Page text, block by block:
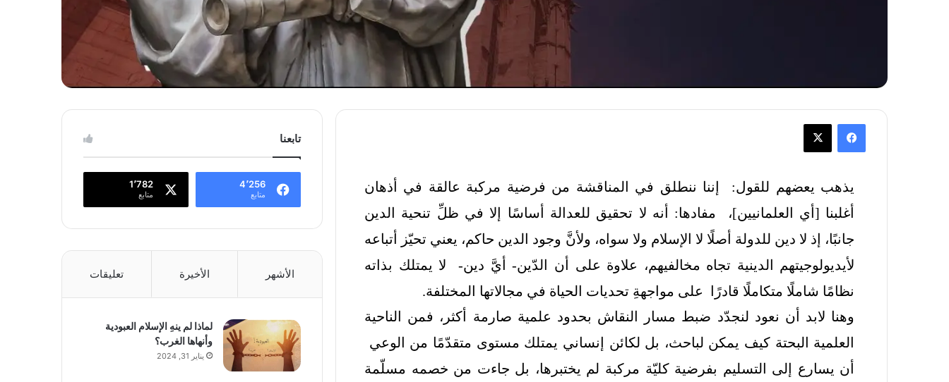
يذهب يعضهم للقول: إننا ننطلق في المناقشة من فرضية مركبة عالقة في أذهان
أغلبنا [أي العلمانيين]، مفادها: أنه لا تحقيق للعدالة أساسًا إلا في ظلِّ تنحية الدين
جانبًا، إذ لا دين للدولة أصلًا لا الإسلام ولا سواه، ولأنَّ وجود الدين حاكم، يعني تحيّز أتباعه
لأيديولوجيتهم الدينية تجاه مخالفيهم، علاوة على أن الدّين- أيَّ دين- لا يمتلك بذاته
نظامًا شاملًا متكاملًا قادرًا على مواجهةِ تحديات الحياة في مجالاتها المختلفة.
وهنا لابد أن نعود لنجدّد ضبط مسار النقاش بحدود علمية صارمة أكثر، فمن الناحية
العلمية البحتة كيف يمكن لباحث، بل لكائن إنساني يمتلك مستوى متقدّمًا من الوعي
أن يسارع إلى التسليم بفرضية كليّة مركبة لم يختبرها، بل جاءت من خصمه مسلّمة
تابعنا
4٬256
متابع
1٬782
متابع
الأشهر الأخيرة تعليقات
لماذا لم ينهِ الإسلام العبودية
وأنهاها الغرب؟
يناير 31, 2024